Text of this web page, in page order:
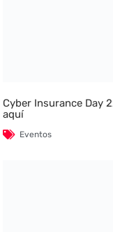
Cyber Insurance Day
aquí
Eventos